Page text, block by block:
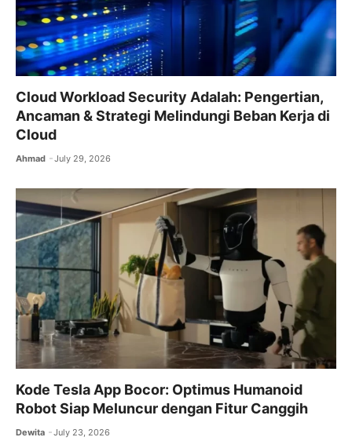
Cloud Workload Security Adalah: Pengertian,
Ancaman & Strategi Melindungi Beban Kerja di
Cloud
Ahmad July 29, 2026
Kode Tesla App Bocor: Optimus Humanoid
Robot Siap Meluncur dengan Fitur Canggih
Dewita July 23, 2026